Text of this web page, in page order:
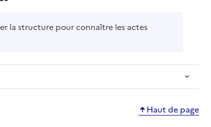
la structure pour connaître les actes
Haut de page